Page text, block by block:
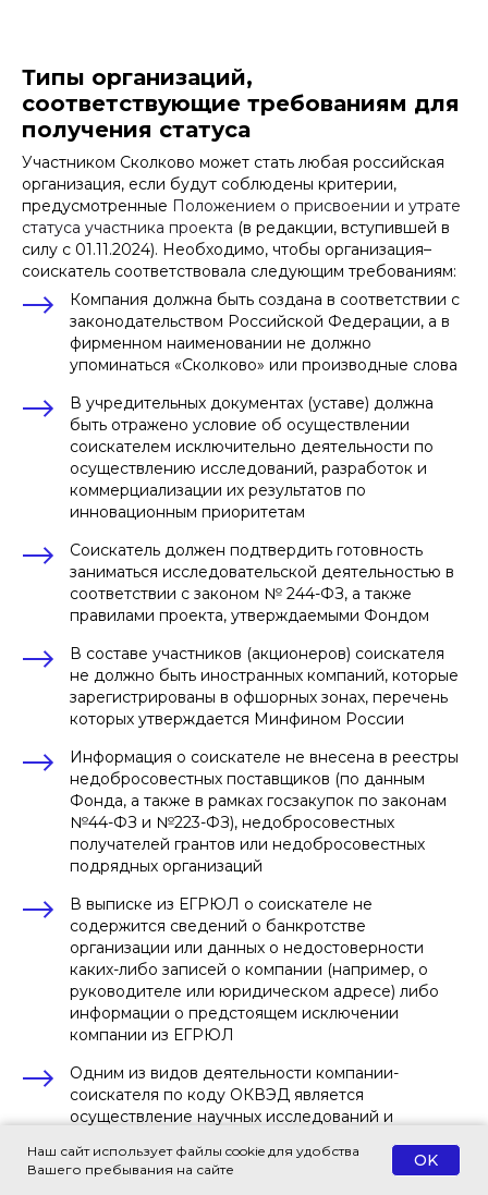
Типы организаций,
соответствующие требованиям для
получения статуса
Участником Сколково может стать любая российская
организация, если будут соблюдены критерии,
предусмотренные Положением о присвоении и утрате
статуса участника проекта (в редакции, вступившей в
силу с 01.11.2024). Необходимо, чтобы организация–
соискатель соответствовала следующим требованиям:
Компания должна быть создана в соответствии с
законодательством Российской Федерации, а в
фирменном наименовании не должно
упоминаться «Сколково» или производные слова
В учредительных документах (уставе) должна
быть отражено условие об осуществлении
соискателем исключительно деятельности по
осуществлению исследований, разработок и
коммерциализации их результатов по
инновационным приоритетам
Соискатель должен подтвердить готовность
заниматься исследовательской деятельностью в
соответствии с законом № 244-ФЗ, а также
правилами проекта, утверждаемыми Фондом
В составе участников (акционеров) соискателя
не должно быть иностранных компаний, которые
зарегистрированы в офшорных зонах, перечень
которых утверждается Минфином России
Информация о соискателе не внесена в реестры
недобросовестных поставщиков (по данным
Фонда, а также в рамках госзакупок по законам
№44-ФЗ и №223-ФЗ), недобросовестных
получателей грантов или недобросовестных
подрядных организаций
В выписке из ЕГРЮЛ о соискателе не
содержится сведений о банкротстве
организации или данных о недостоверности
каких-либо записей о компании (например, о
руководителе или юридическом адресе) либо
информации о предстоящем исключении
компании из ЕГРЮЛ
Одним из видов деятельности компании-
соискателя по коду ОКВЭД является
осуществление научных исследований и
Важно учитывать, что заявка на вступление с
Наш сайт использует файлы cookie для удобства
Вашего пребывания на сайте
OK